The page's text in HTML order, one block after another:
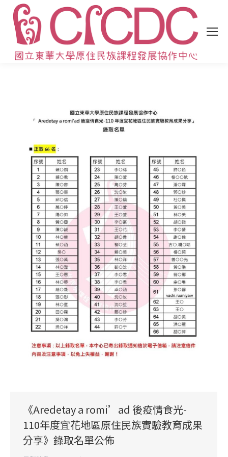
《Aredetay a romi’ad 後疫情食光-
110年度宜花地區原住民族實驗教育成果
分享》錄取名單公佈